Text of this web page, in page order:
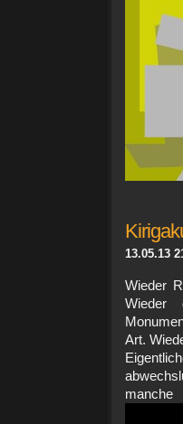
13.05.13
Wieder
Wieder
Art.